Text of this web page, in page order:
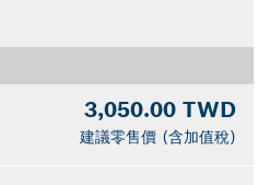
3,050.00 TWD
建議零售價 (含加值稅)